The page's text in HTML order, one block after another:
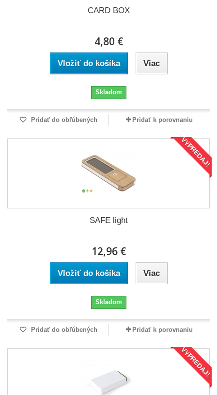
CARD BOX
4,80 €
Vložiť do košíka Viac
Skladom
Pridať do obľúbených Pridať k porovnaniu
VÝPREDAJ!
SAFE light
12,96 €
Vložiť do košíka Viac
Skladom
Pridať do obľúbených Pridať k porovnaniu
VÝPREDAJ!